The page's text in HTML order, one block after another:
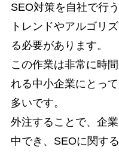
SEO対策を自社で行
トレンドやアルゴリ
る必要があります。
この作業は非常に時
れる中小企業にとっ
多いです。
外注することで、企
中でき、SEOに関す